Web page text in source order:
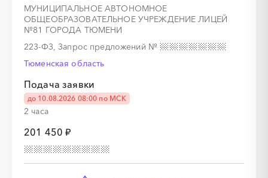
МУНИЦИПАЛЬНОЕ АВТОНОМНОЕ
ОБЩЕОБРАЗОВАТЕЛЬНОЕ УЧРЕЖДЕНИЕ ЛИЦЕЙ
№81 ГОРОДА ТЮМЕНИ
223-ФЗ, Запрос предложений №
Тюменская область
Подача заявки
до 10.08.2026 08:00 по МСК
2 часа
201 450 ₽